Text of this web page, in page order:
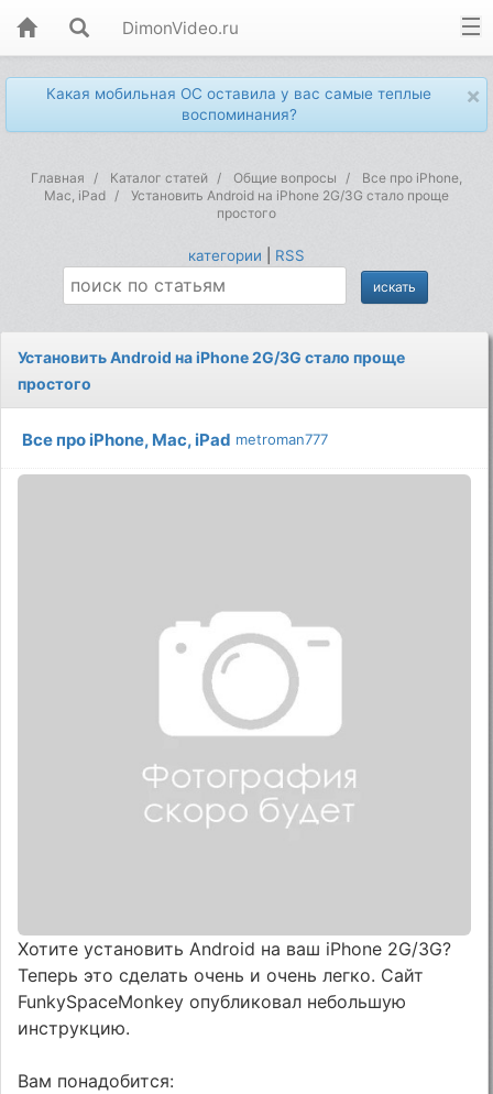
DimonVideo.ru
×
Какая мобильная ОС оставила у вас самые теплые
воспоминания?
Главная Каталог статей Общие вопросы
Все про iPhone,
Mac, iPad
Установить Android на iPhone 2G/3G стало проще
простого
категории RSS
Установить Android на iPhone 2G/3G стало проще
простого
Все про iPhone, Mac, iPad metroman777
Хотите установить Android на ваш iPhone 2G/3G?
Теперь это сделать очень и очень легко. Сайт
FunkySpaceMonkey опубликовал небольшую
инструкцию.
Вам понадобится: